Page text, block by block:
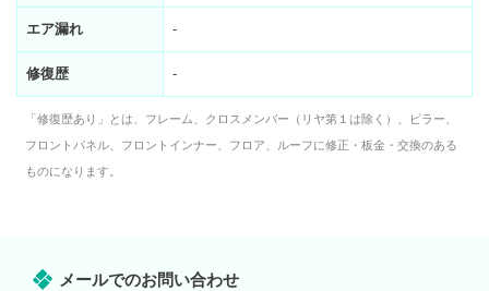
エア漏れ -
修復歴 -
「修復歴あり」とは、フレーム、クロスメンバー（リヤ第１は除く）、ピラー、
フロントパネル、フロントインナー、フロア、ルーフに修正・板金・交換のある
ものになります。
メールでのお問い合わせ